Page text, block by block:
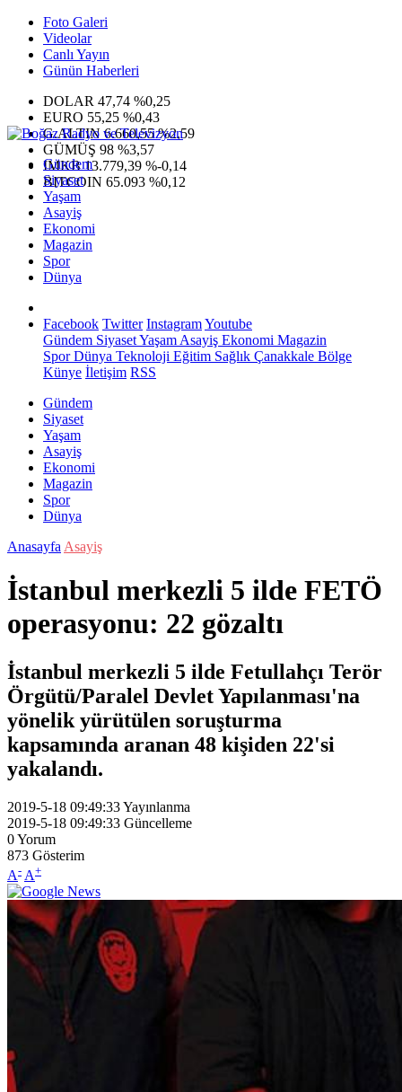
Foto Galeri
Videolar
Canlı Yayın
Günün Haberleri
DOLAR 47,74 %0,25
EURO 55,25 %0,43
G.ALTIN6.660,55 %2,59
GÜMÜŞ 98 %3,57
IMKB13.779,39 %-0,14
BITCOIN 65.093 %0,12
Gündem
Siyaset
Yaşam
Asayiş
Ekonomi
Magazin
Spor
Dünya
Facebook Twitter InstagramYoutube
Gündem SiyasetYaşam Asayiş Ekonomi Magazin
SporDünya Teknoloji Eğitim Sağlık Çanakkale Bölge
Künye İletişim RSS
Gündem
Siyaset
Yaşam
Asayiş
Ekonomi
Magazin
Spor
Dünya
Anasayfa Asayiş
İstanbul merkezli 5 ilde FETÖ
operasyonu: 22 gözaltı
İstanbul merkezli 5 ilde Fetullahçı Terör
Örgütü/Paralel Devlet Yapılanması'na
yönelik yürütülen soruşturma
kapsamında aranan 48 kişiden 22'si
yakalandı.
2019-5-18 09:49:33Yayınlanma
2019-5-18 09:49:33 Güncelleme
0Yorum
873 Gösterim
A- A+